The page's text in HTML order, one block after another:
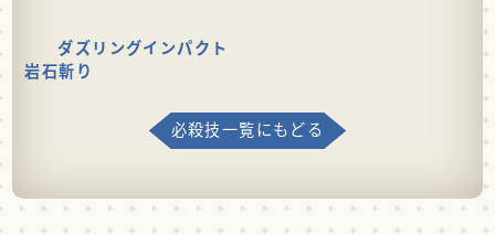
ダズリングインパクト
岩石斬り
必殺技一覧にもどる